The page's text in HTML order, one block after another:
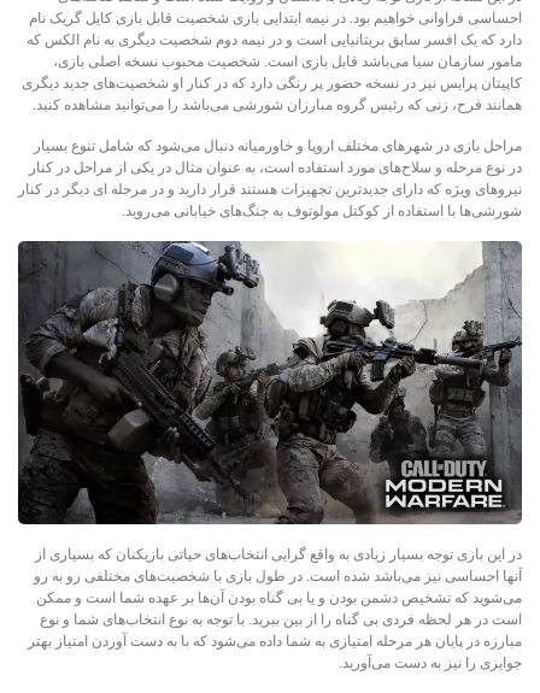
احساسی فراوانی خواهیم بود. در نیمه ابتدایی بازی شخصیت قابل بازی کایل گریک نام
دارد که یک افسر سابق بریتانیایی است و در نیمه دوم شخصیت دیگری به نام الکس که
مامور سازمان سیا می‌باشد قابل بازی است. شخصیت محبوب نسخه اصلی بازی،
کاپیتان پرایس نیز در نسخه حضور پر رنگی دارد که در کنار او شخصیت‌های جدید دیگری
همانند فرح، زنی که رئیس گروه مبارزان شورشی می‌باشد را می‌توانید مشاهده کنید.
مراحل بازی در شهرهای مختلف اروپا و خاورمیانه دنبال می‌شود که شامل تنوع بسیار
در نوع مرحله و سلاح‌های مورد استفاده است، به عنوان مثال در یکی از مراحل در کنار
نیروهای ویژه که دارای جدیدترین تجهیزات هستند قرار دارید و در مرحله ای دیگر در کنار
شورشی‌ها با استفاده از کوکتل مولوتوف به جنگ‌های خیابانی می‌روید.
در این بازی توجه بسیار زیادی به واقع گرایی انتخاب‌های حیاتی بازیکنان که بسیاری از
آنها احساسی نیز می‌باشد شده است. در طول بازی با شخصیت‌های مختلفی رو به رو
می‌شوید که تشخیص دشمن بودن و یا بی گناه بودن آن‌ها بر عهده شما است و ممکن
است در هر لحظه فردی بی گناه را از بین ببرید. با توجه به نوع انتخاب‌های شما و نوع
مبارزه در پایان هر مرحله امتیازی به شما داده می‌شود که با به دست آوردن امتیاز بهتر
جوایزی را نیز به دست می‌آورید.